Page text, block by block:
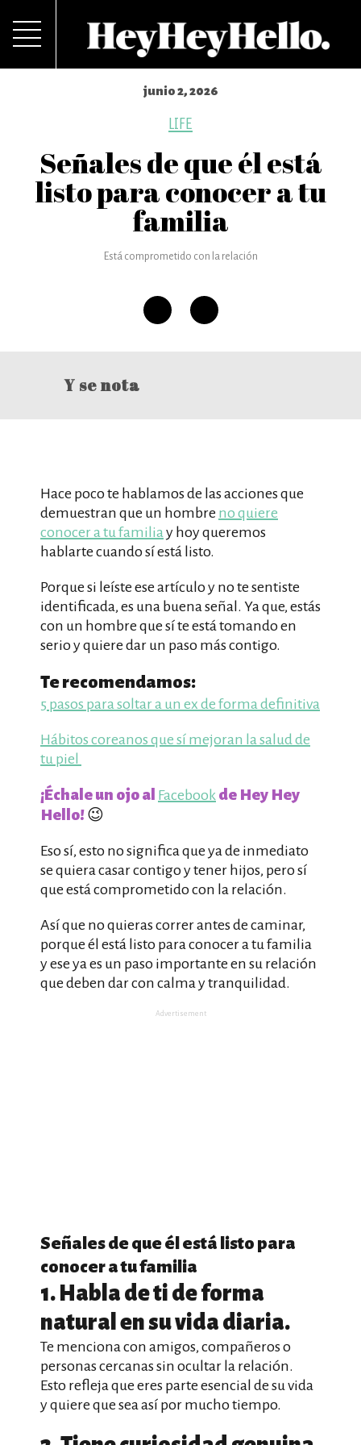
junio 2, 2026
LIFE
Señales de que él está
listo para conocer a tu
familia
Está comprometido con la relación
Y se nota
Hace poco te hablamos de las acciones que
demuestran que un hombre no quiere
conocer a tu familiay hoy queremos
hablarte cuando sí está listo.
Porque si leíste ese artículo y no te sentiste
identificada, es una buena señal. Ya que, estás
con un hombre que sí te está tomando en
serio y quiere dar un paso más contigo.
Te recomendamos:
5 pasos para soltar a un ex de forma definitiva
Hábitos coreanos que sí mejoran la salud de
tu piel
¡Échale un ojo al Facebook de Hey Hey
Hello! 😉
Eso sí, esto no significa que ya de inmediato
se quiera casar contigo y tener hijos, pero sí
que está comprometido con la relación.
Así que no quieras correr antes de caminar,
porque él está listo para conocer a tu familia
y ese ya es un paso importante en su relación
que deben dar con calma y tranquilidad.
Advertisement
Señales de que él está listo para
conocer a tu familia
1. Habla de ti de forma
natural en su vida diaria.
Te menciona con amigos, compañeros o
personas cercanas sin ocultar la relación.
Esto refleja que eres parte esencial de su vida
y quiere que sea así por mucho tiempo.